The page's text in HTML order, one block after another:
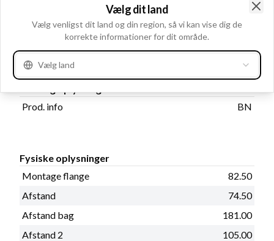
Prod. info
BN
Fysiske oplysninger
Montage flange
82.50
Afstand
74.50
Afstand bag
181.00
Afstand 2
105.00
Vælg dit land
Vælg venligst dit land og din region, så vi kan vise dig de
korrekte informationer for dit område.
Vælg land